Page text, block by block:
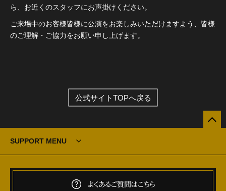
ら、お近くのスタッフにお声掛けください。
ご来場中のお客様皆様に公演をお楽しみいただけますよう、皆様
のご理解・ご協力をお願い申し上げます。
公式サイトTOPへ戻る
SUPPORT MENU
よくあるご質問はこちら